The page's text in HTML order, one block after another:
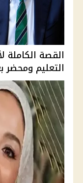
التعليم ومحضر